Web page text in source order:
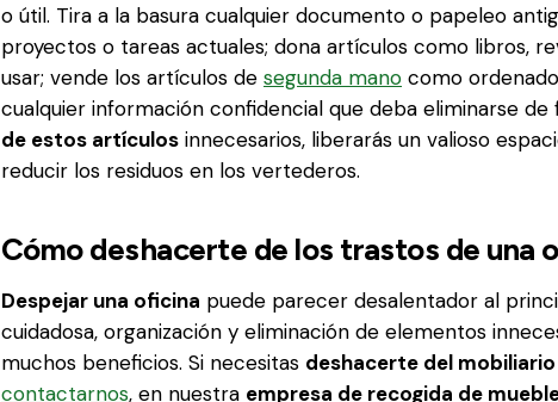
o útil. Tira a la basura cualquier documento o papeleo
proyectos o tareas actuales; dona artículos como libros,
usar; vende los artículos de segunda mano como
cualquier información confidencial que deba eliminarse de
de estos artículos innecesarios, liberarás un valioso
reducir los residuos en los vertederos.
Cómo deshacerte de los trastos de una
Despejar una oficina puede parecer desalentador al
cuidadosa, organización y eliminación de elementos
muchos beneficios. Si necesitas deshacerte del
contactarnos, en nuestra empresa de recogida de